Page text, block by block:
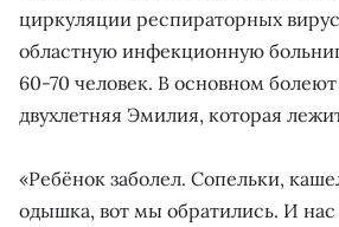
циркуляции респираторных
областную инфекционную
60-70 человек. В основном
двухлетняя Эмилия, которая
«Ребёнок заболел. Сопельки,
одышка, вот мы обратились. И